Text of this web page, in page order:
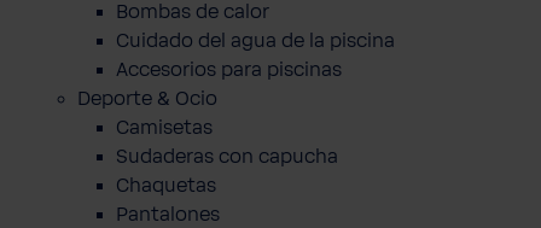
Bombas de calor
Cuidado del agua de la piscina
Accesorios para piscinas
Deporte & Ocio
Camisetas
Sudaderas con capucha
Chaquetas
Pantalones